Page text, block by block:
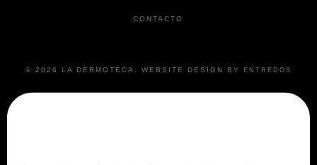
CONTACTO
© 2026 LA DERMOTECA. WEBSITE DESIGN BY ENTREDOS